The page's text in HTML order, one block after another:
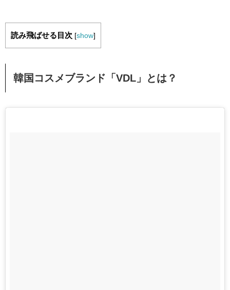
読み飛ばせる目次 [show]
韓国コスメブランド「VDL」とは？